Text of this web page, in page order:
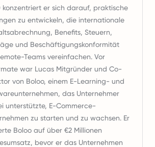
konzentriert er sich darauf, praktische
zu entwickeln, die internationale
Benefits, Steuern,
und Beschäftigungskonformität
Teams vereinfachen. Vor
war Lucas Mitgründer und Co-
von Boloo, einem E-Learning- und
das Unternehmer
unterstützte, E-Commerce-
zu starten und zu wachsen. Er
Boloo auf über €2 Millionen
bevor er das Unternehmen